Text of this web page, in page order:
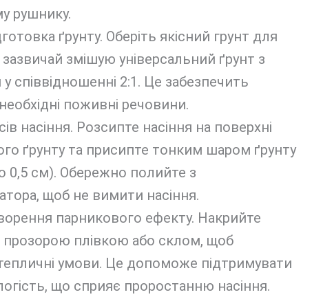
рушнику.
ґрунту. Оберіть якісний грунт для
змішую універсальний ґрунт з
співвідношенні 2:1. Це забезпечить
поживні речовини.
насіння. Розсипте насіння на поверхні
ґрунту та присипте тонким шаром ґрунту
0,5 см). Обережно полийте з
щоб не вимити насіння.
парникового ефекту. Накрийте
прозорою плівкою або склом, щоб
умови. Це допоможе підтримувати
що сприяє проростанню насіння.